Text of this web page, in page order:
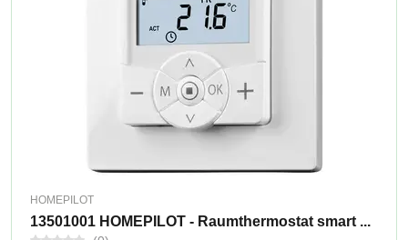
HOMEPILOT
13501001 HOMEPILOT - Raumthermostat smart ...